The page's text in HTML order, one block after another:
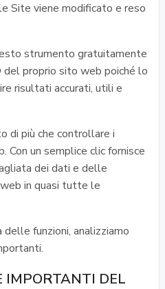
Site viene modificato e reso
strumento gratuitamente
proprio sito web poiché lo
risultati accurati, utili e
di più che controllare i
Con un semplice clic fornisce
dei dati e delle
in quasi tutte le
delle funzioni, analizziamo
IMPORTANTI DEL